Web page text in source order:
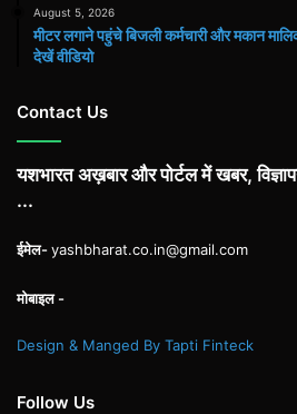
August 5, 2026
मीटर लगाने पहुंचे बिजली कर्मचारी और मकान
देखें वीडियो
Contact Us
यशभारत अख़बार और पोर्टल में खबर,
...
ईमेल-yashbharat.co.in@gmail.com
मोबाइल -
Design & Manged By Tapti Finteck
Follow Us